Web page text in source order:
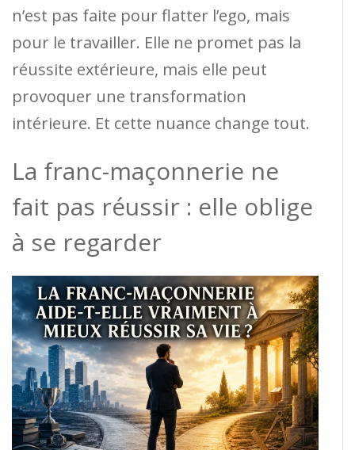
n’est pas faite pour flatter l’ego, mais
pour le travailler. Elle ne promet pas la
réussite extérieure, mais elle peut
provoquer une transformation
intérieure. Et cette nuance change tout.
La franc-maçonnerie ne
fait pas réussir : elle oblige
à se regarder